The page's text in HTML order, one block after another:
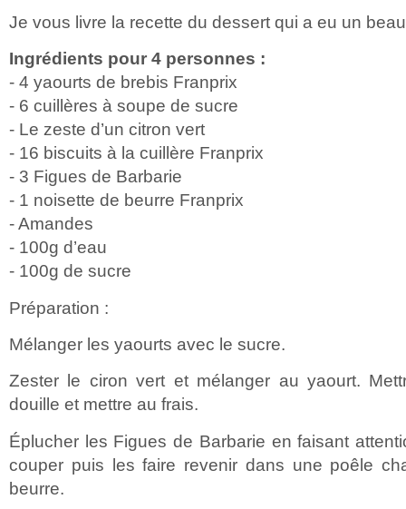
Je vous livre la recette du dessert qui a eu un
Ingrédients pour 4 personnes :
- 4 yaourts de brebis Franprix
- 6 cuillères à soupe de sucre
- Le zeste d’un citron vert
- 16 biscuits à la cuillère Franprix
- 3 Figues de Barbarie
- 1 noisette de beurre Franprix
- Amandes
- 100g d’eau
- 100g de sucre
Préparation :
Mélanger les yaourts avec le sucre.
Zester le ciron vert et mélanger au yaourt.
douille et mettre au frais.
Éplucher les Figues de Barbarie en faisant
couper puis les faire revenir dans une poêle
beurre.